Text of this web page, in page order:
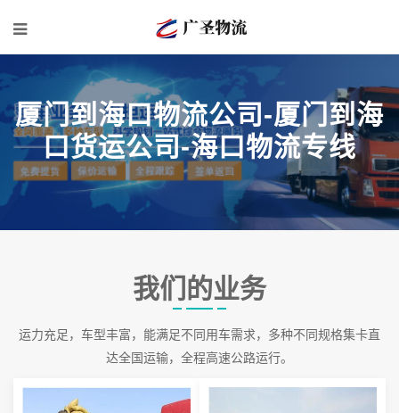
厦门到海口物流公司-厦门到海
口货运公司-海口物流专线
我们的业务
运力充足，车型丰富，能满足不同用车需求，多种不同规格集卡直
达全国运输，全程高速公路运行。